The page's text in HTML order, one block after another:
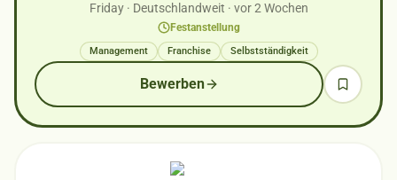
Friday· Deutschlandweit · vor 2 Wochen
Festanstellung
Management Franchise Selbstständigkeit
Bewerben